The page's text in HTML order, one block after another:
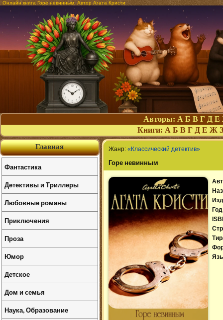
Онлайн книга Горе невинным. Автор Агата Кристи
Авторы: А Б В Г Д Е
Книги: А Б В Г Д Е Ж З
Жанр: «Классический детектив»
Горе невинным
Главная
Фантастика
Детективы и Триллеры
Любовные романы
Приключения
Проза
Юмор
Детское
Дом и семья
Наука, Образование